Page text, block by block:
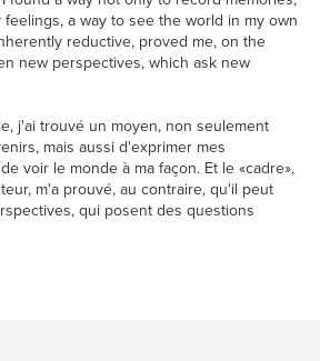
a way to see the world in my own
reductive, proved me, on the
new perspectives, which ask new
j'ai trouvé un moyen, non seulement
mais aussi d'exprimer mes
voir le monde à ma façon. Et le «cadre»,
m'a prouvé, au contraire, qu'il peut
qui posent des questions